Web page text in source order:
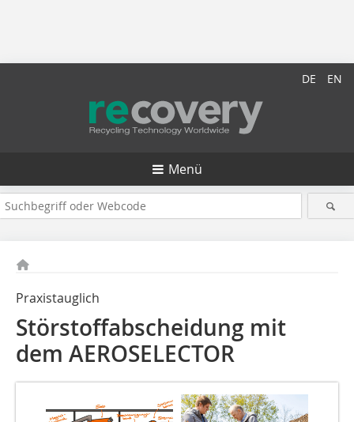
DE EN
Menü
Praxistauglich
Störstoffabscheidung mit
dem AEROSELECTOR